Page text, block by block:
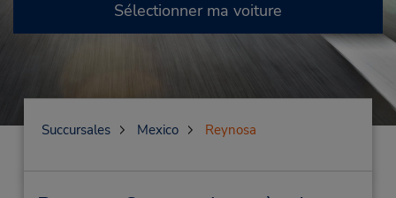
Sélectionner ma voiture
Succursales Mexico Reynosa